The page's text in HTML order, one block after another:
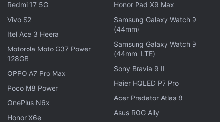
समान हैं। हालांकि, प्रो मॉडल में शामिल 1/1.3-इंच H9000 मेन सेंसर
के विपरीत, स्टैंडर्ड मॉडल में 1/1.56-इंच मेन सेंसर मिलता है। सेल्फी
कैमरा में भी कोई अंतर नहीं है। वहीं, बैटरी कैपेसिटी और वायर्ड चार्जिंग
आउटपुट में भी कोई अंतर नहीं है, लेकिन स्टैंडर्ड मॉडल में Pro के
समान वायरलेस चार्जिंग नहीं मिलती है।
लेटेस्ट टेक न्यूज़,स्मार्टफोन रिव्यू
एक्सक्लूसिव ऑफर के लिए गैजेट्स 360एंड्रॉयडऐप डाउनलोड करें और
हमेंगूगल समाचार
Redmi 17 5G
Vivo S2
Itel Ace 3 Heera
Motorola Moto G37 Power
128GB
OPPO A7 Pro Max
Poco M8 Power
OnePlus N6x
Honor X6e
Honor Pad X9 Max
Samsung Galaxy Watch 9
(44mm)
Samsung Galaxy Watch 9
(44mm, LTE)
Sony Bravia 9 II
Haier HQLED P7 Pro
Acer Predator Atlas 8
Asus ROG Ally